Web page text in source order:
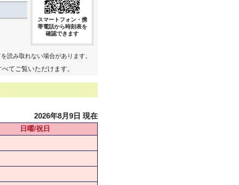
スマートフォン・携
帯電話から時刻表を
確認できます
読み取れない場合があります。
てご覧いただけます。
2026年8月9日 現在
日曜/祝日